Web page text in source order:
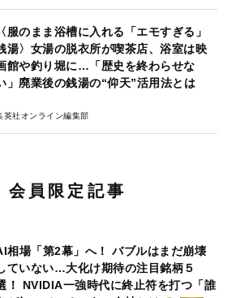
〈服のまま浴槽に入れる「エモすぎる」
湯〉女湯の脱衣所が喫茶店、浴室は映
館や釣り堀に…「歴史を終わらせな
」廃業後の銭湯の“仰天”活用法とは
英社オンライン編集部
会員限定記事
相場「第2幕」へ！ バブルはまだ崩壊
ていない…大化け期待の注目銘柄５
！ NVIDIA一強時代に終止符を打つ「誰